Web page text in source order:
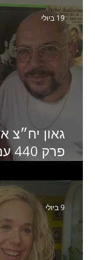
גאון יח״צ
ותקשורת
19 ביולי
9 ביולי